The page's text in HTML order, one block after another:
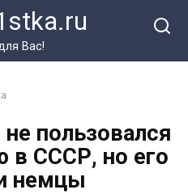
Вас!
пользовался
в СССР, но его
немцы